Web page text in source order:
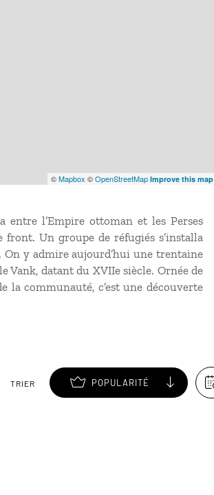
©Mapbox ©OpenStreetMap Improve this map
entre l’Empire ottoman et les Perses
front. Un groupe de réfugiés s’installa
On y admire aujourd’hui une trentaine
Vank, datant du XVIIe siècle. Ornée de
la communauté, c’est une découverte
TRIER POPULARITÉ